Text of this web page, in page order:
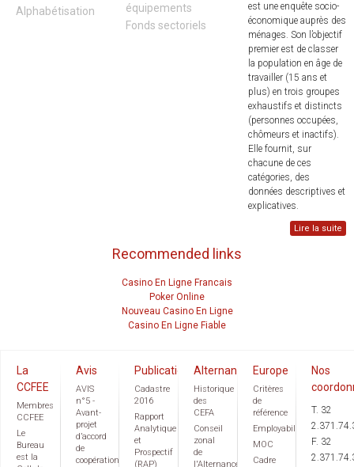
Alphabétisation
équipements
Fonds sectoriels
est une enquête socio-
économique auprès des
ménages. Son l’objectif
premier est de classer
la population en âge de
travailler (15 ans et
plus) en trois groupes
exhaustifs et distincts
(personnes occupées,
chômeurs et inactifs).
Elle fournit, sur
chacune de ces
catégories, des
données descriptives et
explicatives.
Lire la suite
Recommended links
Casino En Ligne Francais
Poker Online
Nouveau Casino En Ligne
Casino En Ligne Fiable
La
CCFEE
Membres
CCFEE
Le
Bureau
est la
Avis
AVIS
n°5 -
Avant-
projet
d’accord
de
coopération
Publications
Cadastre
2016
Rapport
Analytique
et
Prospectif
(RAP)
Alternance
Historique
des
CEFA
Conseil
zonal
de
l'Alternance
Europe
Critères
de
référence
Employabilité
MOC
Cadre
Nos
T. 32
F. 32